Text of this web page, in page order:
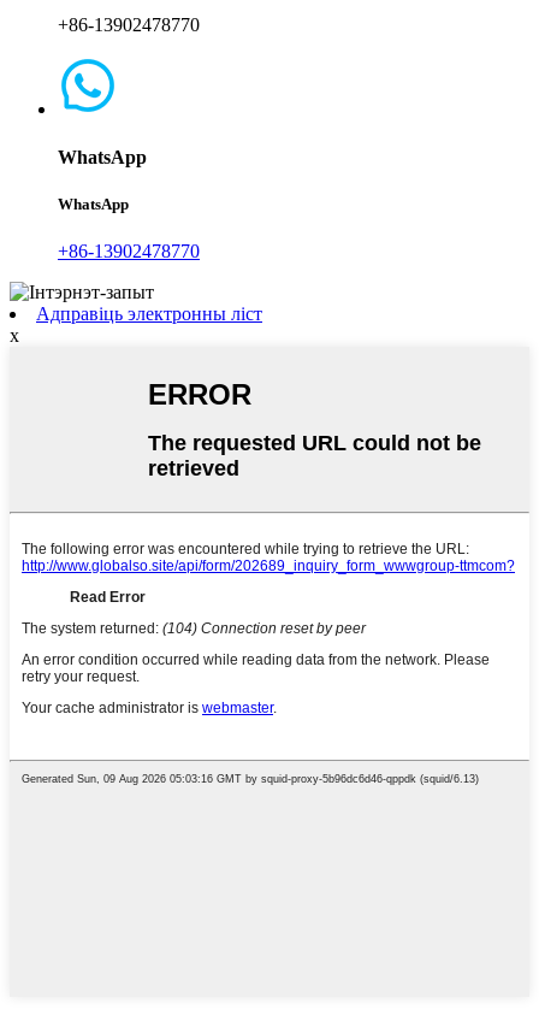
+86-13902478770
WhatsApp
WhatsApp
+86-13902478770
Адправіць электронны ліст
x